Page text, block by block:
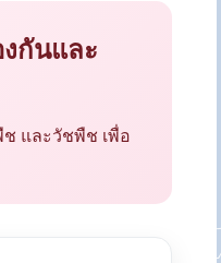
กันและ
และวัชพืช เพื่อ